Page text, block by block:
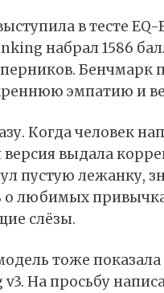
в тесте
набрал 1586
эмпатию и
Когда человек
выдала
пустую лежанку,
о любимых
слёзы.
тоже показала
На просьбу